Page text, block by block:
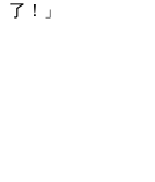
了！」